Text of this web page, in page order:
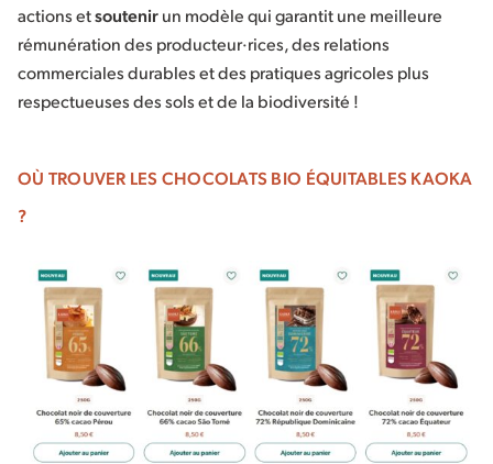
actions etsoutenirun modèle qui garantit une meilleure
rémunération des producteur·rices, des relations
commerciales durables et des pratiques agricoles plus
respectueuses des sols et de la biodiversité !
OÙ TROUVER LES CHOCOLATS BIO ÉQUITABLES KAOKA
?